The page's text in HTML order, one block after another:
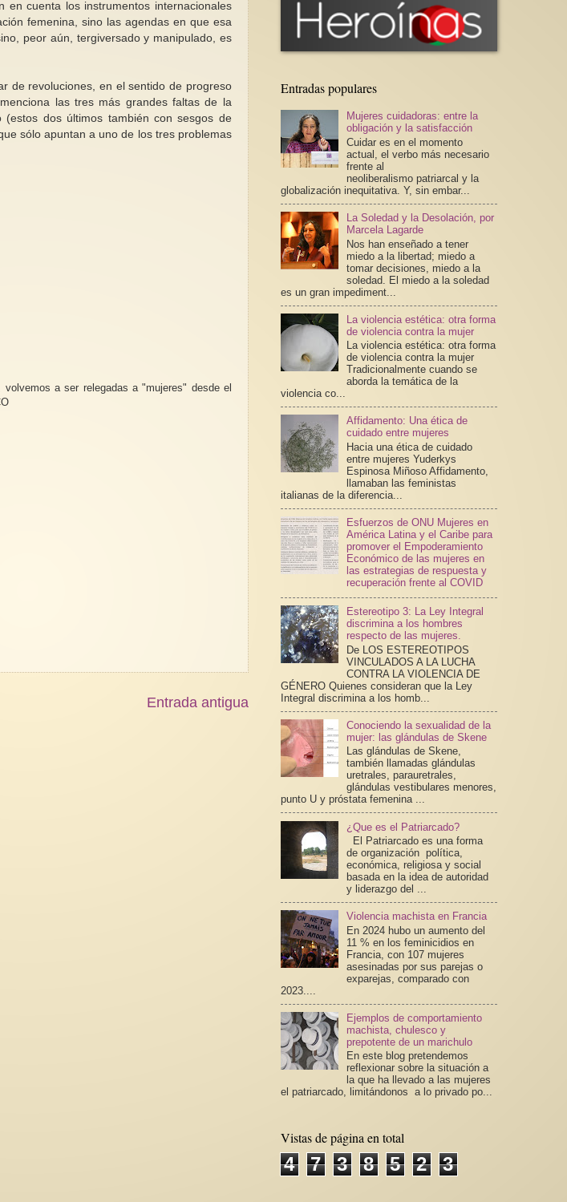
en cuenta los instrumentos internacionales
femenina, sino las agendas en que esa
peor aún, tergiversado y manipulado, es
de revoluciones, en el sentido de progreso
las tres más grandes faltas de la
(estos dos últimos también con sesgos de
sólo apuntan a uno de los tres problemas
a ser relegadas a "mujeres" desde el
Entrada antigua
Entradas populares
Mujeres cuidadoras: entre la
obligación y la satisfacción
Cuidar es en el momento
actual, el verbo más necesario
frente al
neoliberalismo patriarcal y la
globalización inequitativa. Y, sin embar...
La Soledad y la Desolación, por
Marcela Lagarde
Nos han enseñado a tener
miedo a la libertad; miedo a
tomar decisiones, miedo a la
soledad. El miedo a la soledad
es un gran impediment...
La violencia estética: otra forma
de violencia contra la mujer
La violencia estética: otra forma
de violencia contra la mujer
Tradicionalmente cuando se
aborda la temática de la
violencia co...
Affidamento: Una ética de
cuidado entre mujeres
Hacia una ética de cuidado
entre mujeres Yuderkys
Espinosa Miñoso Affidamento,
llamaban las feministas
italianas de la diferencia...
Esfuerzos de ONU Mujeres en
América Latina y el Caribe para
promover el Empoderamiento
Económico de las mujeres en
las estrategias de respuesta y
recuperación frente al COVID
Estereotipo 3: La Ley Integral
discrimina a los hombres
respecto de las mujeres.
De LOS ESTEREOTIPOS
VINCULADOS A LA LUCHA
CONTRA LA VIOLENCIA DE
GÉNERO Quienes consideran que la Ley
Integral discrimina a los homb...
Conociendo la sexualidad de la
mujer: las glándulas de Skene
Las glándulas de Skene,
también llamadas glándulas
uretrales, parauretrales,
glándulas vestibulares menores,
punto U y próstata femenina ...
¿Que es el Patriarcado?
El Patriarcado es una forma
de organización política,
económica, religiosa y social
basada en la idea de autoridad
y liderazgo del ...
Violencia machista en Francia
En 2024 hubo un aumento del
11 % en los feminicidios en
Francia, con 107 mujeres
asesinadas por sus parejas o
exparejas, comparado con
2023....
Ejemplos de comportamiento
machista, chulesco y
prepotente de un marichulo
En este blog pretendemos
reflexionar sobre la situación a
la que ha llevado a las mujeres
el patriarcado, limitándonos a lo privado po...
Vistas de página en total
4 7 3 8 5 2 3